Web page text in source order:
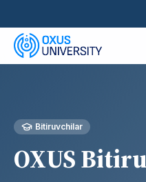
Bitiruvchilar
OXUS